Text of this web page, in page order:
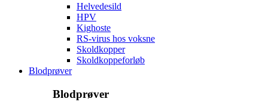
Helvedesild
HPV
Kighoste
RS-virus hos voksne
Skoldkopper
Skoldkoppeforløb
Blodprøver
Blodprøver